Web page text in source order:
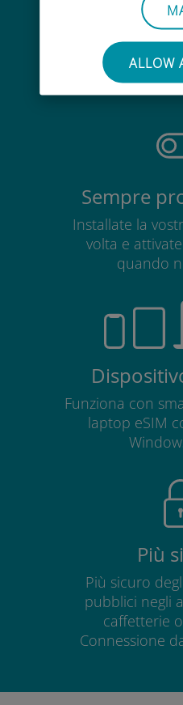
ALLOW
Non è
scheda
Sempre
Installate la
volta e
quando
Funziona con
laptop eSIM
Più
Più sicuro
pubblici negli
caffetterie
Connessione